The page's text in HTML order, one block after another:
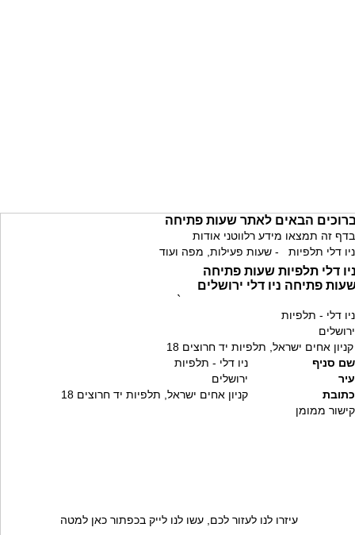
הבאים לאתר שעות פתיחה
בדף זה תמצאו מידע רלווטני אודות
ניו דלי תלפיות - שעות פעילות, מפה ועוד
דלי תלפיות שעות פתיחה
פתיחה ניו דלי ירושלים
`
ניו דלי - תלפיות
ירושלים
קניון אחים ישראל, תלפיות יד חרוצים 18
שם סניף
ניו דלי - תלפיות
עיר
ירושלים
כתובת
קניון אחים ישראל, תלפיות יד חרוצים 18
קישור ממומן
עיזרו לנו לעזור לכם, עשו לנו לייק בכפתור כאן למטה